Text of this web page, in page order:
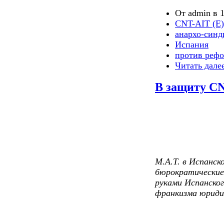
От admin в
CNT-AIT (E)
анархо-
Испания
против
Читать
В защиту
М.А.Т. в
руками
франкизма